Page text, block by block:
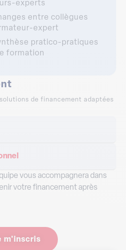
entre collègues
expert
pratico-pratiques
formation
de financement adaptées
votre financement après
m'inscris